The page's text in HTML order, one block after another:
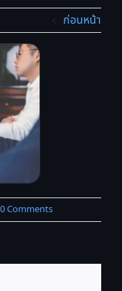
ก่อนหน้า
0 Comments